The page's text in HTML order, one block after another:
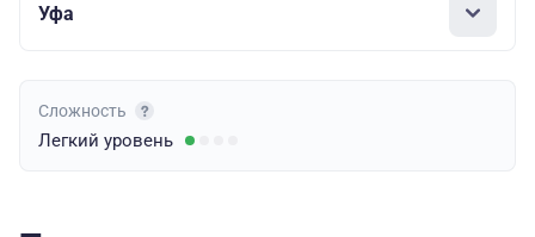
Уфа
Сложность
Легкий уровень